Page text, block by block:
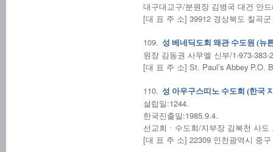
대구대교구/분원장 김병국 대건 안
[대 표 주 소] 39912 경상북도 칠곡
109. 성 베네딕도회 왜관 수도원 (뉴
원장 김동권 사무엘 신부/1-973-383-
[대 표 주 소] St. Paul’s Abbey P.O.
110. 성 아우구스띠노 수도회 (한국
설립일:1244.
한국진출일:1985.9.4.
선교회ㆍ수도회/지부장 김복천 사도
[대 표 주 소] 22309 인천광역시 중